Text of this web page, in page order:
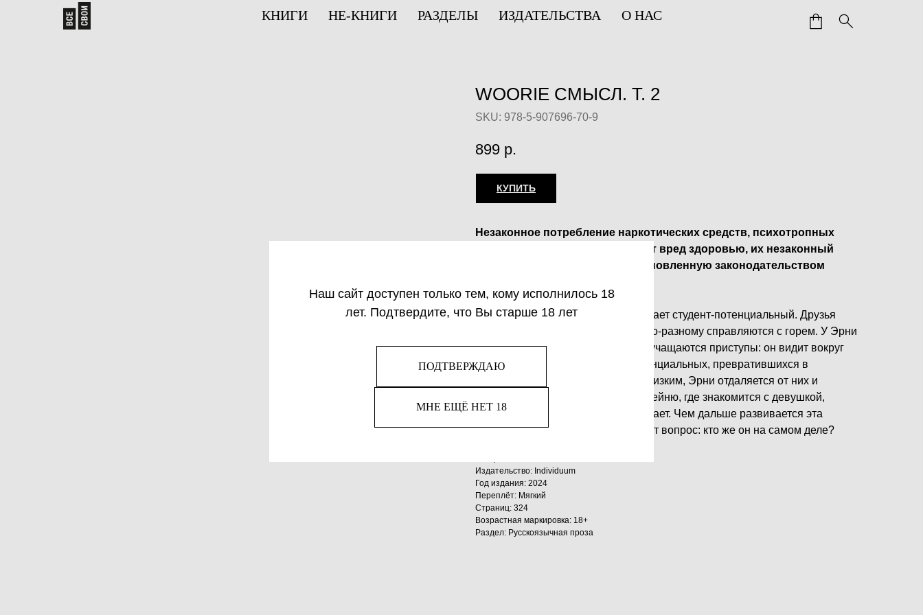
КНИГИ НЕ-КНИГИ РАЗДЕЛЫ ИЗДАТЕЛЬСТВА О НАС
Наш сайт доступен только тем, кому исполнилось 18
лет. Подтвердите, что Вы старше 18 лет
ПОДТВЕРЖДАЮ
МНЕ ЕЩЁ НЕТ 18
WOORIE СМЫСЛ. Т. 2
SKU: 978-5-907696-70-9
899 р.
КУПИТЬ
Незаконное потребление наркотических средств, психотропных
веществ, их аналогов причиняет вред здоровью, их незаконный
оборот запрещён и влечет установленную законодательством
На глазах всего университета сгорает студент-потенциальный. Друзья
тяжело переживают его гибель и по-разному справляются с горем. У Эрни
Марино, другого потенциального, учащаются приступы: он видит вокруг
себя пропащих — сгоревших потенциальных, превратившихся в
призраков. Не желая навредить близким, Эрни отдаляется от них и
устраивается на подработку в кофейню, где знакомится с девушкой,
которая совсем ничего о нем не знает. Чем дальше развивается эта
дружба, тем сильнее на Эрни давит вопрос: кто же он на самом деле?
Издательство: Individuum
Год издания: 2024
Переплёт: Мягкий
Страниц: 324
Возрастная маркировка: 18+
Раздел: Русскоязычная проза